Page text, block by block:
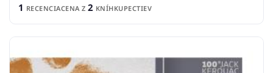
1 RECENCIACENA Z 2 KNÍHKUPECTIEV